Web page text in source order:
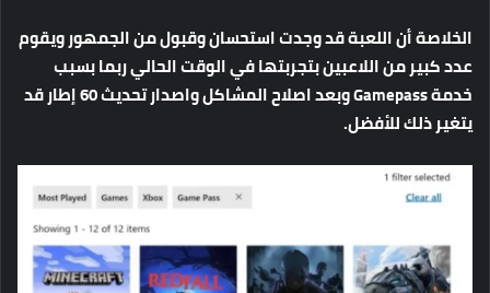
الخلاصةأناللعبةقدوجدتاستحسانوقبولمنالجمهورويقوم
عددكبيرمناللاعبينبتجربتهافيالوقتالحالي ربما بسبب
خدمة Gamepass
وبعداصلاحالمشاكلواصدارتحديث إطارقد
يتغيرذلكللأفضل.